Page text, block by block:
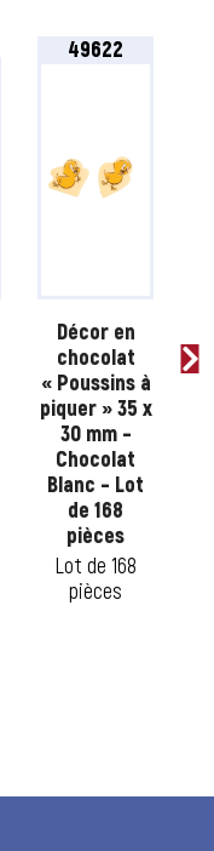
49622
Décor en
chocolat
« Poussins à
piquer » 35 x
30 mm –
Chocolat
Blanc – Lot
de 168
pièces
Lot de 168
pièces
«